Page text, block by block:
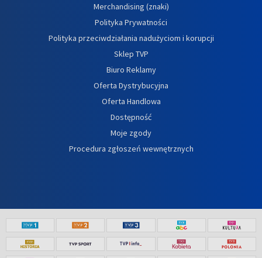
Merchandising (znaki)
Polityka Prywatności
Polityka przeciwdziałania nadużyciom i korupcji
Sklep TVP
Biuro Reklamy
Oferta Dystrybucyjna
Oferta Handlowa
Dostępność
Moje zgody
Procedura zgłoszeń wewnętrznych